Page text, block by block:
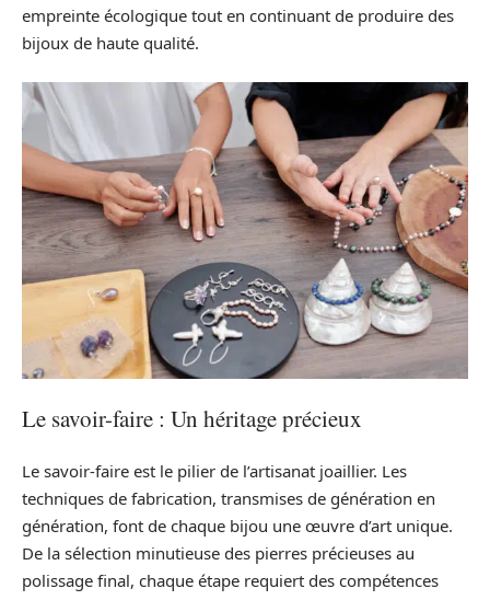
empreinte écologique tout en continuant de produire des
bijoux de haute qualité.
Le savoir-faire : Un héritage précieux
Le savoir-faire est le pilier de l’artisanat joaillier. Les
techniques de fabrication, transmises de génération en
génération, font de chaque bijou une œuvre d’art unique.
De la sélection minutieuse des pierres précieuses au
polissage final, chaque étape requiert des compétences